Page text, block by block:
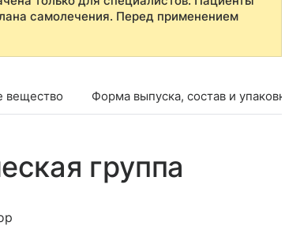
самолечения. Перед применением
вещество Форма выпуска, состав и упаковка
группа